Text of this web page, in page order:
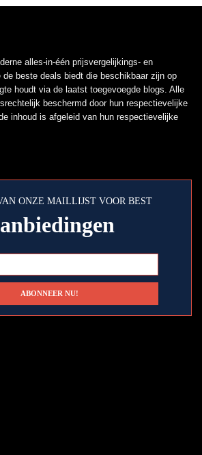
alles-in-één prijsvergelijkings- en
de beste deals biedt die beschikbaar zijn op
houdt via de laatst toegevoegde blogs. Alle
beschermd door hun respectievelijke
inhoud is afgeleid van hun respectievelijke
ONZE MAILLIJST VOOR BEST